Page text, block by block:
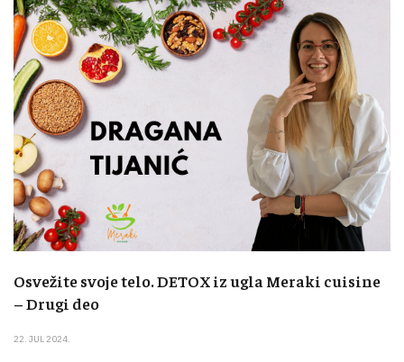
Osvežite svoje telo. DETOX iz ugla Meraki cuisine
– Drugi deo
22. JUL 2024.